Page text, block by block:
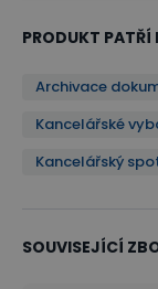
PRODUKT
Archivace
Kancelářské
Kancelářský
SOUVISEJÍCÍ